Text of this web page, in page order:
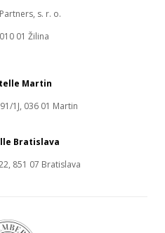
Martin
1J, 036 01 Martin
s. r. o.
01 Žilina
Bratislava
851 07 Bratislava